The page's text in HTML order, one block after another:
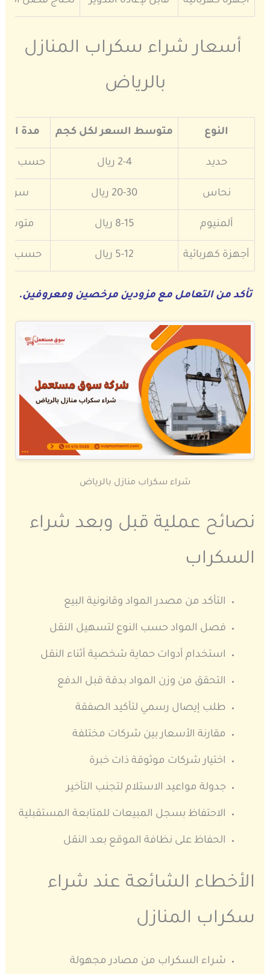
أسعار شراء سكراب المنازل
بالرياض
النوع متوسط السعر لكل كجم مدة
حديد 2-4 ريال حسب
نحاس 20-30 ريال سريع
ألمنيوم 8-15 ريال
أجهزة كهربائية 5-12 ريال حسب
تأكد من التعامل مع مزودين مرخصين ومعروفين.
شراء سكراب منازل بالرياض
نصائح عملية قبل وبعد شراء
السكراب
التأكد من مصدر المواد وقانونية البيع
فصل المواد حسب النوع لتسهيل النقل
استخدام أدوات حماية شخصية أثناء النقل
التحقق من وزن المواد بدقة قبل الدفع
طلب إيصال رسمي لتأكيد الصفقة
مقارنة الأسعار بين شركات مختلفة
اختيار شركات موثوقة ذات خبرة
جدولة مواعيد الاستلام لتجنب التأخير
الاحتفاظ بسجل المبيعات للمتابعة المستقبلية
الحفاظ على نظافة الموقع بعد النقل
الأخطاء الشائعة عند شراء
سكراب المنازل
شراء السكراب من مصادر مجهولة